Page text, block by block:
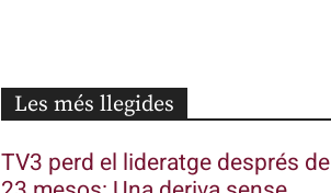
Les més llegides
TV3 perd el lideratge després de